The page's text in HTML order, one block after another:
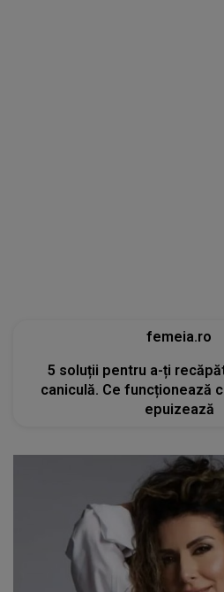
Cum arată Carmen Brumă la
mâncat desert zilnic în
[FOTO]